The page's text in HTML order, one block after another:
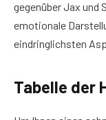
gegenüber Jax und
emotionale
eindringlichsten
Tabelle der